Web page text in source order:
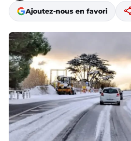
Ajoutez-nous en favori share